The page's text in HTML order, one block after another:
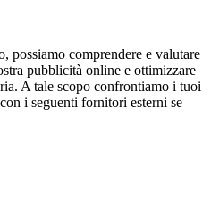
possiamo comprendere e valutare
pubblicità online e ottimizzare
A tale scopo confrontiamo i tuoi
i seguenti fornitori esterni se